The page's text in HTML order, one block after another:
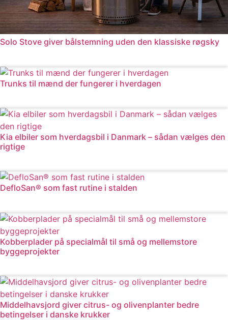
Solo Stove giver bålstemning uden den klassiske røgsky
Trunks til mænd der fungerer i hverdagen
Kia elbiler som hverdagsbil i Danmark – sådan vælges den
rigtige
DefloSan® som fast rutine i stalden
Kobberplader på specialmål til små og mellemstore
byggeprojekter
Middelhavsjord giver citrus- og olivenplanter bedre
betingelser i danske krukker